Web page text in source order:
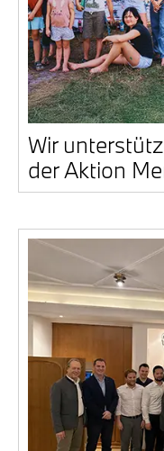
Wir
der Akti­on